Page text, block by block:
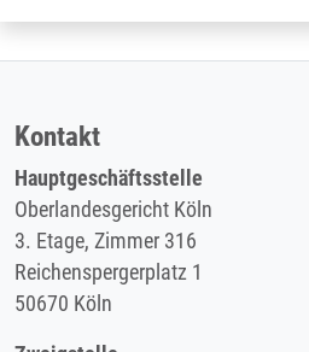
Kontakt
Hauptgeschäftsstelle
Oberlandesgericht Köln
3. Etage, Zimmer 316
Reichenspergerplatz 1
50670 Köln